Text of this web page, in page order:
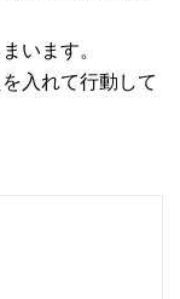
います。
入れて行動して